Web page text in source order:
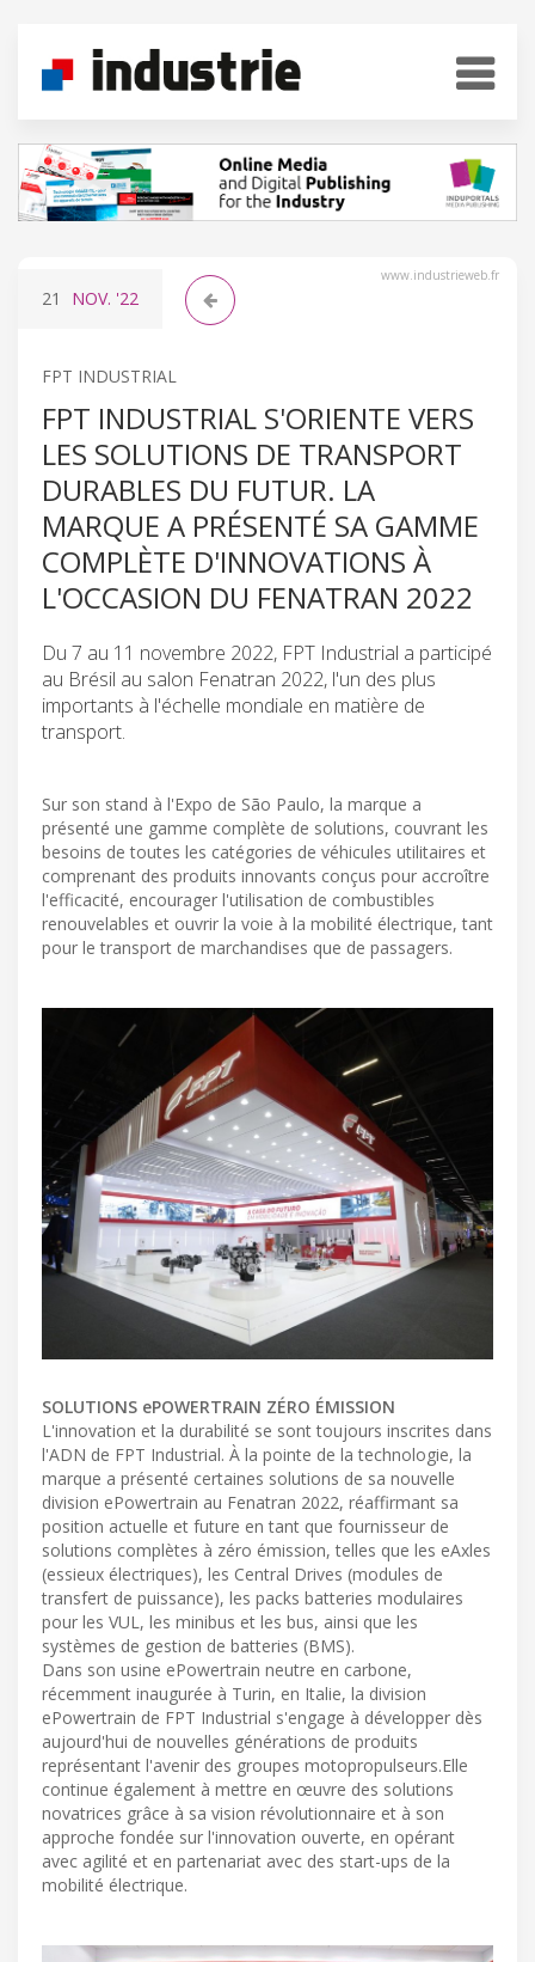
www.industrieweb.fr
21 NOV. '22
FPT INDUSTRIAL
FPT INDUSTRIAL S'ORIENTE VERS
LES SOLUTIONS DE TRANSPORT
DURABLES DU FUTUR. LA
MARQUE A PRÉSENTÉ SA GAMME
COMPLÈTE D'INNOVATIONS À
L'OCCASION DU FENATRAN 2022
Du 7 au 11 novembre 2022, FPT Industrial a participé
au Brésil au salon Fenatran 2022, l'un des plus
importants à l'échelle mondiale en matière de
transport.
Sur son stand à l'Expo de São Paulo, la marque a
présenté une gamme complète de solutions, couvrant les
besoins de toutes les catégories de véhicules utilitaires et
comprenant des produits innovants conçus pour accroître
l'efficacité, encourager l'utilisation de combustibles
renouvelables et ouvrir la voie à la mobilité électrique, tant
pour le transport de marchandises que de passagers.
SOLUTIONS ePOWERTRAIN ZÉRO ÉMISSION
L'innovation et la durabilité se sont toujours inscrites dans
l'ADN de FPT Industrial. À la pointe de la technologie, la
marque a présenté certaines solutions de sa nouvelle
division ePowertrain au Fenatran 2022, réaffirmant sa
position actuelle et future en tant que fournisseur de
solutions complètes à zéro émission, telles que les eAxles
(essieux électriques), les Central Drives (modules de
transfert de puissance), les packs batteries modulaires
pour les VUL, les minibus et les bus, ainsi que les
systèmes de gestion de batteries (BMS).
Dans son usine ePowertrain neutre en carbone,
récemment inaugurée à Turin, en Italie, la division
ePowertrain de FPT Industrial s'engage à développer dès
aujourd'hui de nouvelles générations de produits
représentant l'avenir des groupes motopropulseurs.Elle
continue également à mettre en œuvre des solutions
novatrices grâce à sa vision révolutionnaire et à son
approche fondée sur l'innovation ouverte, en opérant
avec agilité et en partenariat avec des start-ups de la
mobilité électrique.